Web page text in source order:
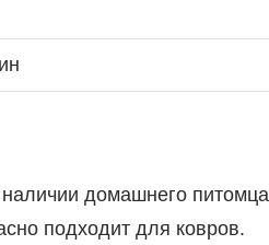
домашнего
подходит для ковров.